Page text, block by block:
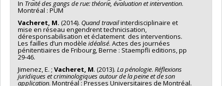
In Traité des gangs de rue: théorie, évaluation et intervention.
Montréal : PUM
Vacheret, M. (2014). Quand travailinterdisciplinaire et
mise en réseau engendrent technicisation,
déresponsabilisation et éclatement des interventions.
Les failles d’un modèle idéalisé. Actes des journées
pénitentiaires de Fribourg, Berne : Staempfli editions, pp
29-46.
Jimenez, E. ; Vacheret, M. (2013). La pénologie. Réflexions
juridiques etcriminologiques autour de la peine et de son
application. Montréal : Presses Universitaires de Montréal.